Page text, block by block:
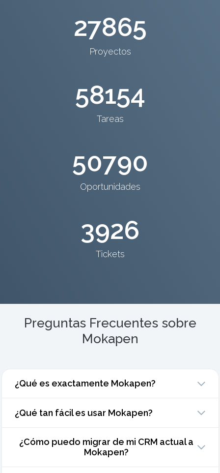
27865
Proyectos
58154
Tareas
50790
Oportunidades
3926
Tickets
Preguntas Frecuentes sobre
Mokapen
¿Qué es exactamente Mokapen?
¿Qué tan fácil es usar Mokapen?
¿Cómo puedo migrar de mi CRM actual a
Mokapen?